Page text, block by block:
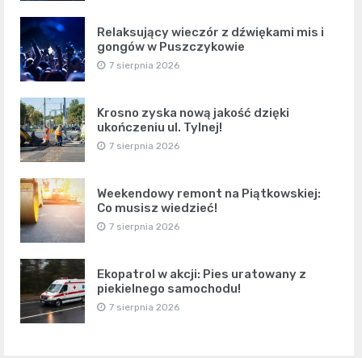
Relaksujący wieczór z dźwiękami mis i
gongów w Puszczykowie
7 sierpnia 2026
Krosno zyska nową jakość dzięki
ukończeniu ul. Tylnej!
7 sierpnia 2026
Weekendowy remont na Piątkowskiej:
Co musisz wiedzieć!
7 sierpnia 2026
Ekopatrol w akcji: Pies uratowany z
piekielnego samochodu!
7 sierpnia 2026